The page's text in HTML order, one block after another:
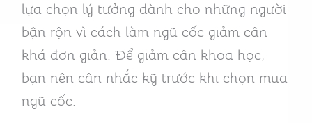
lựa chọn lý tưởng dành cho những người
bận rộn vì cách làm ngũ cốc giảm cân
khá đơn giản. Để giảm cân khoa học,
bạn nên cân nhắc kỹ trước khi chọn mua
ngũ cốc.